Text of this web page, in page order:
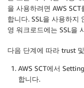
을 사용하려면 AWS
합니다. SSL을 사용하지
영 워크로드에는 SSL을
다음 단계에 따라 trust
AWS SCT에서
합니다.